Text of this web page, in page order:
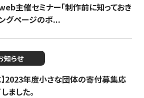
主催セミナー「制作前に知っておき
グページのポ...
知らせ
2023年度小さな団体の寄付募集応
ました。